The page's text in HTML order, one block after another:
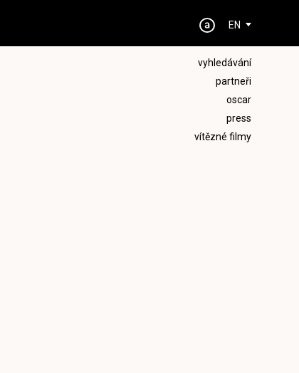
EN
vyhledávání
partneři
oscar
press
vítězné filmy